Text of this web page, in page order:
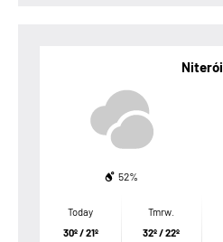
Niterói
52%
Today
30º / 21º
Tmrw.
32º / 22º